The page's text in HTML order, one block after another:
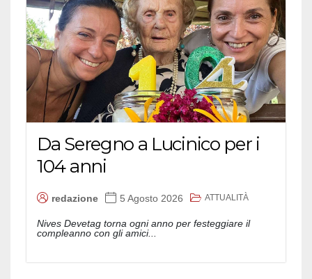
Da Seregno a Lucinico per i
104 anni
redazione 5 Agosto 2026 ATTUALITÀ
Nives Devetag torna ogni anno per festeggiare il
compleanno con gli amici...